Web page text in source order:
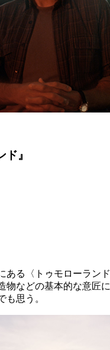
』
ある〈トゥモローラ
物などの基本的な意匠
も思う。